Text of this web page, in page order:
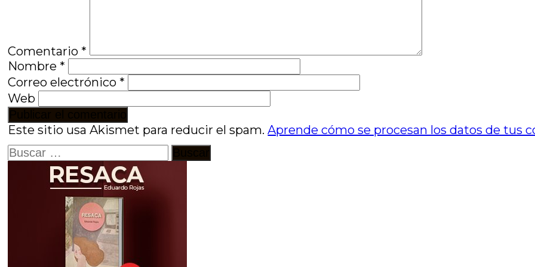
Comentario *
Nombre *
Correo electrónico *
Web
Este sitio usa Akismet para reducir el spam.Aprende cómo se procesan los datos de tus
Buscar: